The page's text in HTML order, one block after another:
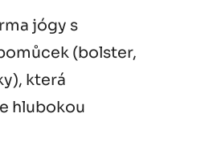
jógy s
(bolster,
která
hlubokou